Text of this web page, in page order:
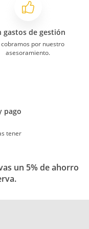
gastos de gestión
cobramos por nuestro
asesoramiento.
pago
tener
un 5% de ahorro